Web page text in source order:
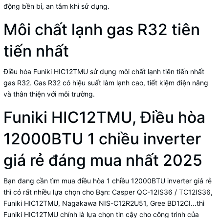
động bền bỉ, an tâm khi sử dụng.
Môi chất lạnh gas R32 tiên
tiến nhất
Điều hòa Funiki HIC12TMU sử dụng môi chất lạnh tiên tiến nhất
gas R32. Gas R32 có hiệu suất làm lạnh cao, tiết kiệm điện năng
và thân thiện với môi trường.
Funiki HIC12TMU, Điều hòa
12000BTU 1 chiều inverter
giá rẻ đáng mua nhất 2025
Bạn đang cần tìm mua điều hòa 1 chiều 12000BTU inverter giá rẻ
thì có rất nhiều lựa chọn cho Bạn: Casper QC-12IS36 / TC12IS36,
Funiki HIC12TMU, Nagakawa NIS-C12R2U51, Gree BD12CI...thì
Funiki HIC12TMU chính là lựa chọn tin cậy cho công trình của